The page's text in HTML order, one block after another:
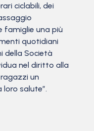
ciclabili, dei
famiglie una più
quotidiani
della Società
nel diritto alla
un
salute”.